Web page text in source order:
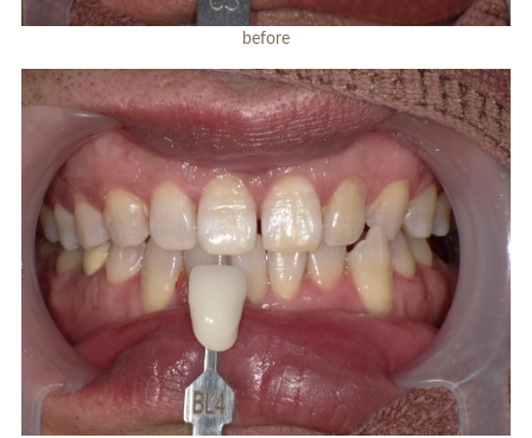
ホワイトエッセンス ホワイトニング料金表
歯周病治療 インプラント
before